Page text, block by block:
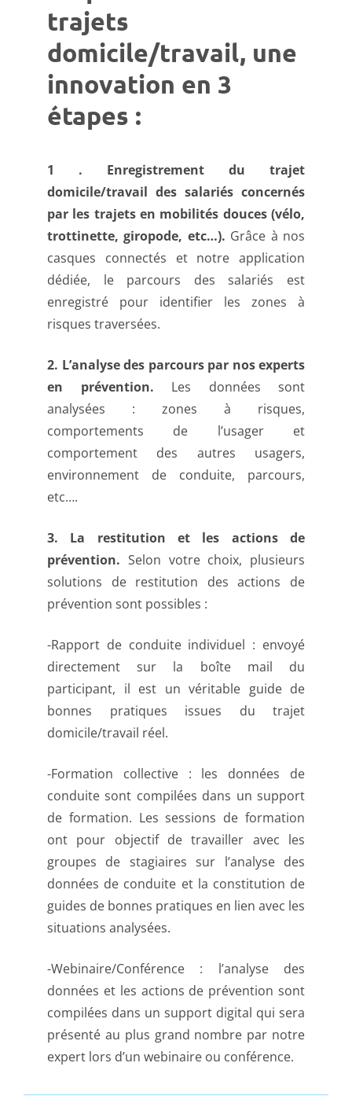
trajets
domicile/travail, une
innovation en 3
étapes :
1 . Enregistrement du trajet
domicile/travail des salariés concernés
par les trajets en mobilités douces (vélo,
trottinette, giropode, etc…). Grâce à nos
casques connectés et notre application
dédiée, le parcours des salariés est
enregistré pour identifier les zones à
risques traversées.
2. L’analyse des parcours par nos experts
en prévention. Les données sont
analysées : zones à risques,
comportements de l’usager et
comportement des autres usagers,
environnement de conduite, parcours,
etc….
3. La restitution et les actions de
prévention. Selon votre choix, plusieurs
solutions de restitution des actions de
prévention sont possibles :
-Rapport de conduite individuel : envoyé
directement sur la boîte mail du
participant, il est un véritable guide de
bonnes pratiques issues du trajet
domicile/travail réel.
-Formation collective : les données de
conduite sont compilées dans un support
de formation. Les sessions de formation
ont pour objectif de travailler avec les
groupes de stagiaires sur l’analyse des
données de conduite et la constitution de
guides de bonnes pratiques en lien avec les
situations analysées.
-Webinaire/Conférence : l’analyse des
données et les actions de prévention sont
compilées dans un support digital qui sera
présenté au plus grand nombre par notre
expert lors d’un webinaire ou conférence.